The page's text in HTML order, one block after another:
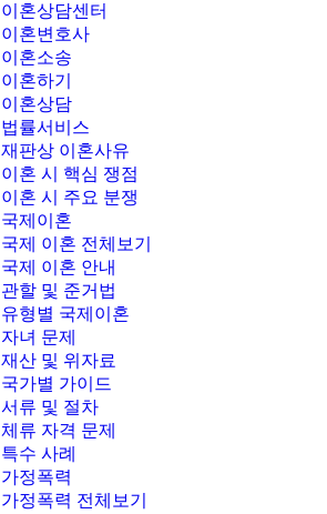
이혼상담센터
이혼변호사
이혼소송
이혼하기
이혼상담
법률서비스
재판상 이혼사유
이혼 시 핵심 쟁점
이혼 시 주요 분쟁
국제이혼
국제 이혼 전체보기
국제 이혼 안내
관할 및 준거법
유형별 국제이혼
자녀 문제
재산 및 위자료
국가별 가이드
서류 및 절차
체류 자격 문제
특수 사례
가정폭력
가정폭력 전체보기